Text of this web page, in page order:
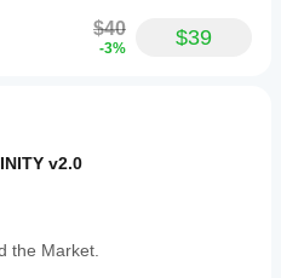
$40
-3% $39
v2.0
the Market.